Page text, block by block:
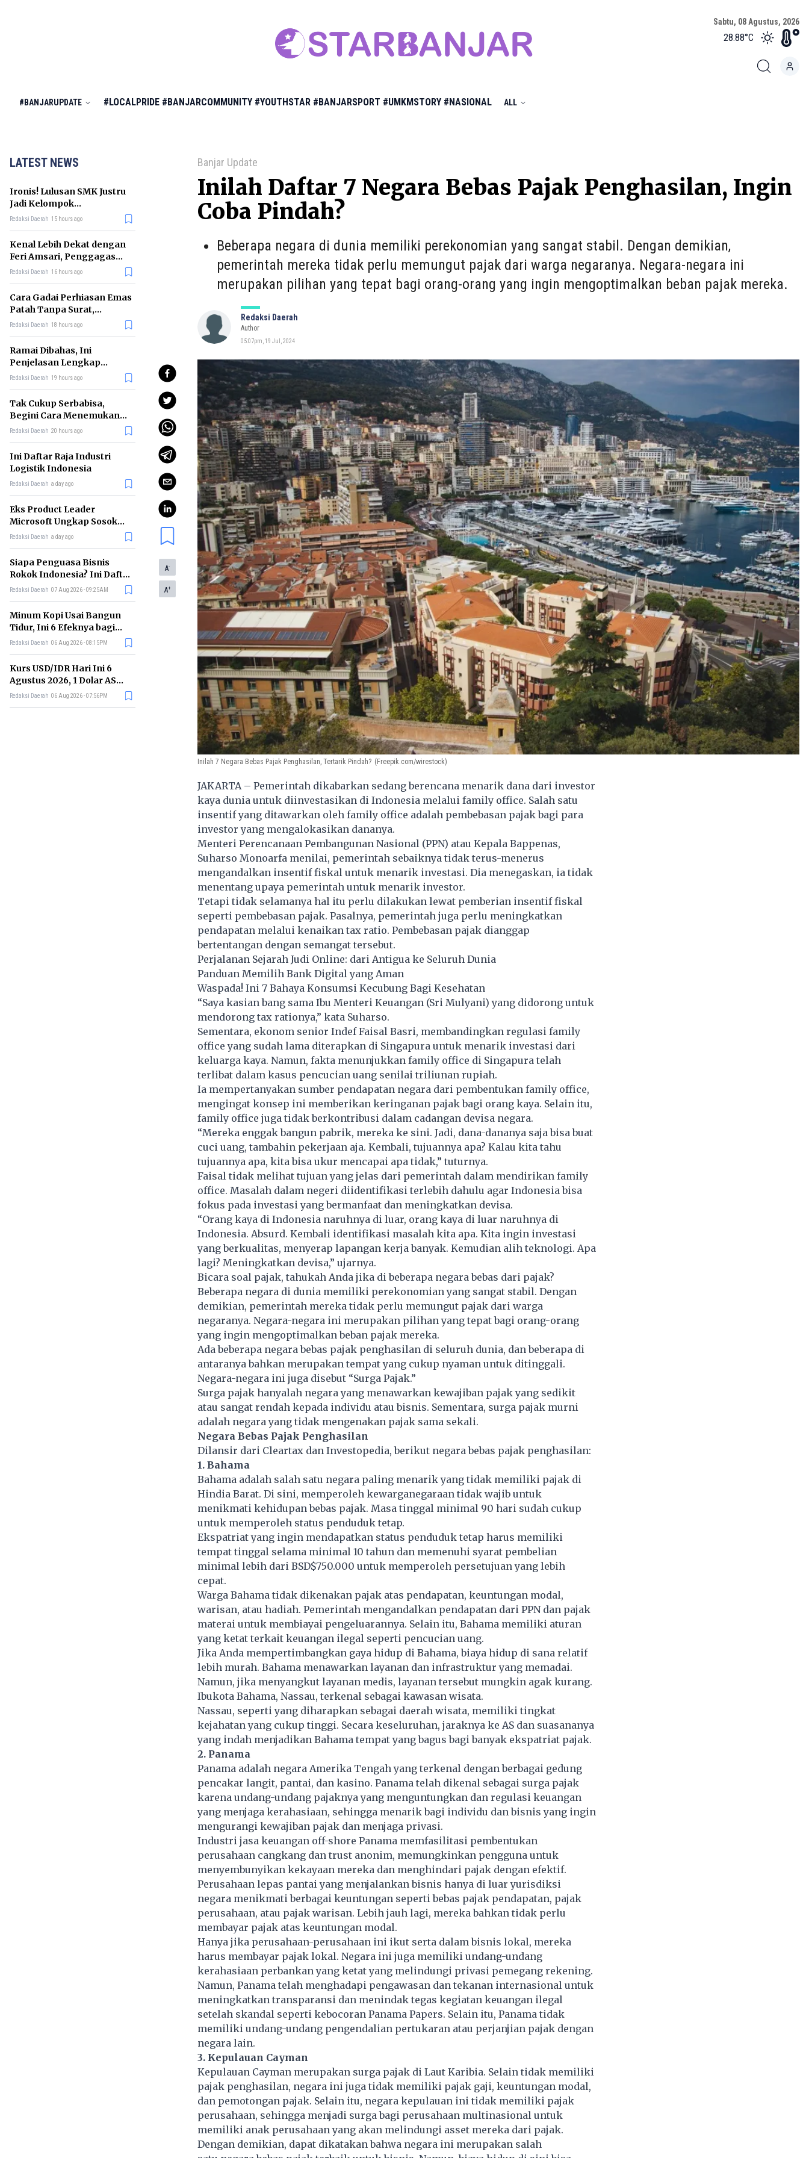
Sabtu, 08 Agustus, 2026
28.88°C
#BANJARUPDATE #LOCALPRIDE #BANJARCOMMUNITY #YOUTHSTAR #BANJARSPORT #UMKMSTORY #NASIONAL ALL
LATEST NEWS
Ironis! Lulusan SMK Justru
Jadi Kelompok
Pengangguran Terbanyak
Redaksi Daerah 15 hours ago
Kenal Lebih Dekat dengan
Feri Amsari, Penggagas
Kabinet Bayangan
Redaksi Daerah 16 hours ago
Cara Gadai Perhiasan Emas
Patah Tanpa Surat,
Ternyata Tetap Bisa!
Redaksi Daerah 18 hours ago
Ramai Dibahas, Ini
Penjelasan Lengkap
tentang Konsep Kabinet
Redaksi Daerah 19 hours ago
Tak Cukup Serbabisa,
Begini Cara Menemukan
'Spike' agar CV Dilirik HR
Redaksi Daerah 20 hours ago
Ini Daftar Raja Industri
Logistik Indonesia
Redaksi Daerah a day ago
Eks Product Leader
Microsoft Ungkap Sosok
yang Paling Cocok
Redaksi Daerah a day ago
Siapa Penguasa Bisnis
Rokok Indonesia? Ini Daftar
Perusahaan Terbesarnya
Redaksi Daerah 07 Aug 2026 - 09:25AM
Minum Kopi Usai Bangun
Tidur, Ini 6 Efeknya bagi
Kesehatan Tubuh
Redaksi Daerah 06 Aug 2026 - 08:15PM
Kurs USD/IDR Hari Ini 6
Agustus 2026, 1 Dolar AS
Kini Berapa Rupiah?
Redaksi Daerah 06 Aug 2026 - 07:56PM
Banjar Update
Inilah Daftar 7 Negara Bebas Pajak Penghasilan, Ingin
Coba Pindah?
Beberapa negara di dunia memiliki perekonomian yang sangat stabil. Dengan demikian,
pemerintah mereka tidak perlu memungut pajak dari warga negaranya. Negara-negara ini
merupakan pilihan yang tepat bagi orang-orang yang ingin mengoptimalkan beban pajak mereka.
Redaksi Daerah
Author
05:07pm, 19 Jul, 2024
A-
A+
Inilah 7 Negara Bebas Pajak Penghasilan, Tertarik Pindah? (Freepik.com/wirestock)
JAKARTA – Pemerintah dikabarkan sedang berencana menarik dana dari investor
kaya dunia untuk diinvestasikan di Indonesia melalui family office. Salah satu
insentif yang ditawarkan oleh family office adalah pembebasan pajak bagi para
investor yang mengalokasikan dananya.
Menteri Perencanaan Pembangunan Nasional (PPN) atau Kepala Bappenas,
Suharso Monoarfa menilai, pemerintah sebaiknya tidak terus-menerus
mengandalkan insentif fiskal untuk menarik investasi. Dia menegaskan, ia tidak
menentang upaya pemerintah untuk menarik investor.
Tetapi tidak selamanya hal itu perlu dilakukan lewat pemberian insentif fiskal
seperti pembebasan pajak. Pasalnya, pemerintah juga perlu meningkatkan
pendapatan melalui kenaikan tax ratio. Pembebasan pajak dianggap
bertentangan dengan semangat tersebut.
Perjalanan Sejarah Judi Online: dari Antigua ke Seluruh Dunia
Panduan Memilih Bank Digital yang Aman
Waspada! Ini 7 Bahaya Konsumsi Kecubung Bagi Kesehatan
“Saya kasian bang sama Ibu Menteri Keuangan (Sri Mulyani) yang didorong untuk
mendorong tax rationya,” kata Suharso.
Sementara, ekonom senior Indef Faisal Basri, membandingkan regulasi family
office yang sudah lama diterapkan di Singapura untuk menarik investasi dari
keluarga kaya. Namun, fakta menunjukkan family office di Singapura telah
terlibat dalam kasus pencucian uang senilai triliunan rupiah.
Ia mempertanyakan sumber pendapatan negara dari pembentukan family office,
mengingat konsep ini memberikan keringanan pajak bagi orang kaya. Selain itu,
family office juga tidak berkontribusi dalam cadangan devisa negara.
“Mereka enggak bangun pabrik, mereka ke sini. Jadi, dana-dananya saja bisa buat
cuci uang, tambahin pekerjaan aja. Kembali, tujuannya apa? Kalau kita tahu
tujuannya apa, kita bisa ukur mencapai apa tidak,” tuturnya.
Faisal tidak melihat tujuan yang jelas dari pemerintah dalam mendirikan family
office. Masalah dalam negeri diidentifikasi terlebih dahulu agar Indonesia bisa
fokus pada investasi yang bermanfaat dan meningkatkan devisa.
“Orang kaya di Indonesia naruhnya di luar, orang kaya di luar naruhnya di
Indonesia. Absurd. Kembali identifikasi masalah kita apa. Kita ingin investasi
yang berkualitas, menyerap lapangan kerja banyak. Kemudian alih teknologi. Apa
lagi? Meningkatkan devisa,” ujarnya.
Bicara soal pajak, tahukah Anda jika di beberapa negara bebas dari pajak?
Beberapa negara di dunia memiliki perekonomian yang sangat stabil. Dengan
demikian, pemerintah mereka tidak perlu memungut pajakdari warga
negaranya. Negara-negara ini merupakan pilihan yang tepat bagi orang-orang
yang ingin mengoptimalkan beban pajak mereka.
Ada beberapa negara bebas pajak penghasilan di seluruh dunia, dan beberapa di
antaranya bahkan merupakan tempat yang cukup nyaman untuk ditinggali.
Negara-negara ini juga disebut “Surga Pajak.”
Surga pajak hanyalah negara yang menawarkan kewajiban pajak yang sedikit
atau sangat rendah kepada individu atau bisnis. Sementara, surga pajak murni
adalah negara yang tidak mengenakan pajak sama sekali.
Negara Bebas Pajak Penghasilan
Dilansir dari Cleartax dan Investopedia, berikut negara bebas pajak penghasilan:
1. Bahama
Bahama adalah salah satu negara paling menarik yang tidak memiliki pajak di
Hindia Barat. Di sini, memperoleh kewarganegaraan tidak wajib untuk
menikmati kehidupan bebas pajak. Masa tinggal minimal 90 hari sudah cukup
untuk memperoleh status penduduk tetap.
Ekspatriat yang ingin mendapatkan status penduduk tetap harus memiliki
tempat tinggal selama minimal 10 tahun dan memenuhi syarat pembelian
minimal lebih dari BSD$750.000 untuk memperoleh persetujuan yang lebih
cepat.
Warga Bahama tidak dikenakan pajak atas pendapatan, keuntungan modal,
warisan, atau hadiah. Pemerintah mengandalkan pendapatan dari PPN dan pajak
materai untuk membiayai pengeluarannya. Selain itu, Bahama memiliki aturan
yang ketat terkait keuangan ilegal seperti pencucian uang.
Jika Anda mempertimbangkan gaya hidup di Bahama, biaya hidup di sana relatif
lebih murah. Bahama menawarkan layanan dan infrastruktur yang memadai.
Namun, jika menyangkut layanan medis, layanan tersebut mungkin agak kurang.
Ibukota Bahama, Nassau, terkenal sebagai kawasan wisata.
Nassau, seperti yang diharapkan sebagai daerah wisata, memiliki tingkat
kejahatan yang cukup tinggi. Secara keseluruhan, jaraknya ke AS dan suasananya
yang indah menjadikan Bahama tempat yang bagus bagi banyak ekspatriat pajak.
2. Panama
Panama adalah negara Amerika Tengah yang terkenal dengan berbagai gedung
pencakar langit, pantai, dan kasino. Panama telah dikenal sebagai surga pajak
karena undang-undang pajaknya yang menguntungkan dan regulasi keuangan
yang menjaga kerahasiaan, sehingga menarik bagi individu dan bisnis yang ingin
mengurangi kewajiban pajak dan menjaga privasi.
Industri jasa keuangan off-shore Panama memfasilitasi pembentukan
perusahaan cangkang dan trust anonim, memungkinkan pengguna untuk
menyembunyikan kekayaan mereka dan menghindari pajak dengan efektif.
Perusahaan lepas pantai yang menjalankan bisnis hanya di luar yurisdiksi
negara menikmati berbagai keuntungan seperti bebas pajak pendapatan, pajak
perusahaan, atau pajak warisan. Lebih jauh lagi, mereka bahkan tidak perlu
membayar pajak atas keuntungan modal.
Hanya jika perusahaan-perusahaan ini ikut serta dalam bisnis lokal, mereka
harus membayar pajak lokal. Negara ini juga memiliki undang-undang
kerahasiaan perbankan yang ketat yang melindungi privasi pemegang rekening.
Namun, Panama telah menghadapi pengawasan dan tekanan internasional untuk
meningkatkan transparansi dan menindak tegas kegiatan keuangan ilegal
setelah skandal seperti kebocoran Panama Papers. Selain itu, Panama tidak
memiliki undang-undang pengendalian pertukaran atau perjanjian pajak dengan
negara lain.
3. Kepulauan Cayman
Kepulauan Cayman merupakan surga pajak di Laut Karibia. Selain tidak memiliki
pajak penghasilan, negara ini juga tidak memiliki pajak gaji, keuntungan modal,
dan pemotongan pajak. Selain itu, negara kepulauan ini tidak memiliki pajak
perusahaan, sehingga menjadi surga bagi perusahaan multinasional untuk
memiliki anak perusahaan yang akan melindungi asset mereka dari pajak.
Dengan demikian, dapat dikatakan bahwa negara ini merupakan salah